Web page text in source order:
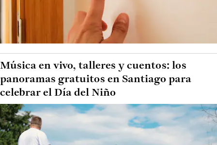
Música en vivo, talleres y cuentos: los
panoramas gratuitos en Santiago para
celebrar el Día del Niño